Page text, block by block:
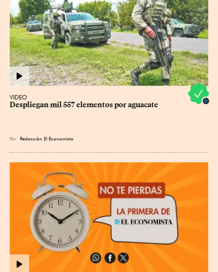
VIDEO
Despliegan mil 557 elementos por aguacate
Por Redacción El Economista